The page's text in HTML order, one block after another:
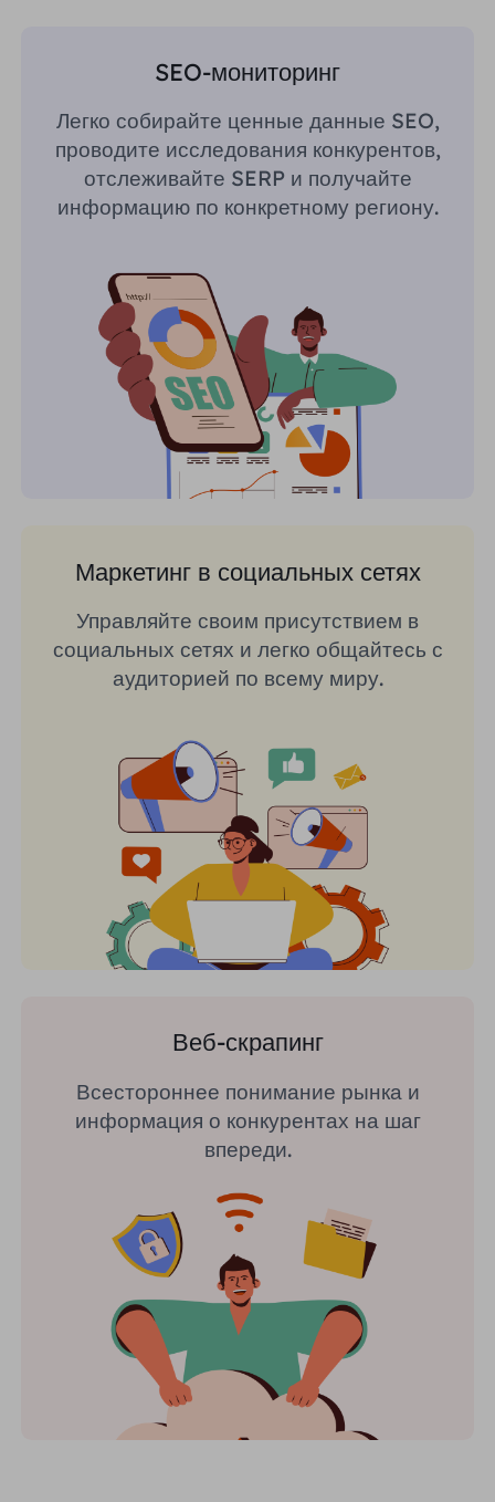
SEO-мониторинг
Легко собирайте ценные данные SEO,
проводите исследования конкурентов,
отслеживайте SERP и получайте
информацию по конкретному региону.
Маркетинг в социальных сетях
Управляйте своим присутствием в
социальных сетях и легко общайтесь с
аудиторией по всему миру.
Веб-скрапинг
Всестороннее понимание рынка и
информация о конкурентах на шаг
впереди.